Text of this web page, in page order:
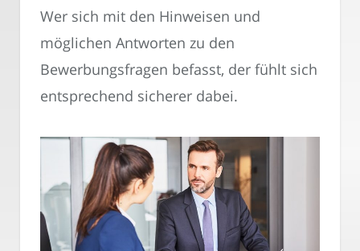
Wer sich mit den Hinweisen und
möglichen Antworten zu den
Bewerbungsfragen befasst, der fühlt sich
entsprechend sicherer dabei.